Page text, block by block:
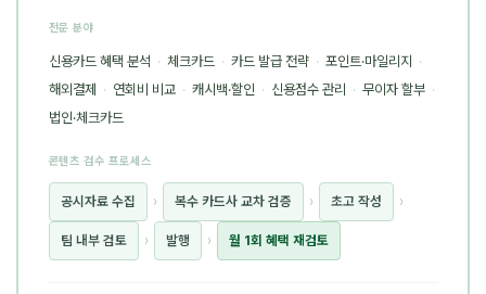
전문 분야
신용카드 혜택 분석 · 체크카드 · 카드 발급 전략 · 포인트·마일리지 ·
해외결제 · 연회비 비교 · 캐시백·할인 · 신용점수 관리 · 무이자 할부 ·
법인·체크카드
콘텐츠 검수 프로세스
공시자료 수집 › 복수 카드사 교차 검증 › 초고 작성 ›
팀 내부 검토 › 발행 › 월 1회 혜택 재검토